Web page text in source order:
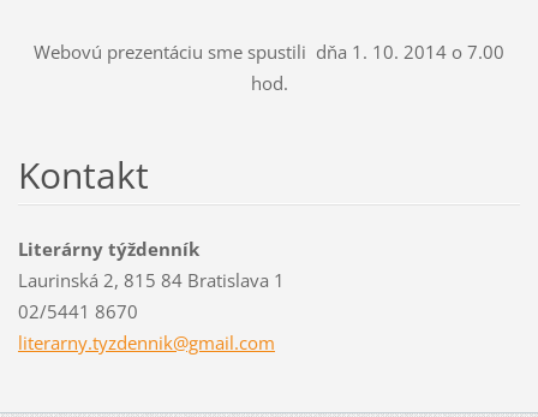
Webovú prezentáciu sme spustili dňa 1. 10. 2014 o 7.00
hod.
Kontakt
Literárny týždenník
Laurinská 2, 815 84 Bratislava 1
02/5441 8670
literarny.tyzdennik@gmail.com